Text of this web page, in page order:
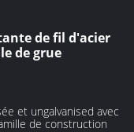
de fil d'acier
de grue
et ungalvanised avec
de construction